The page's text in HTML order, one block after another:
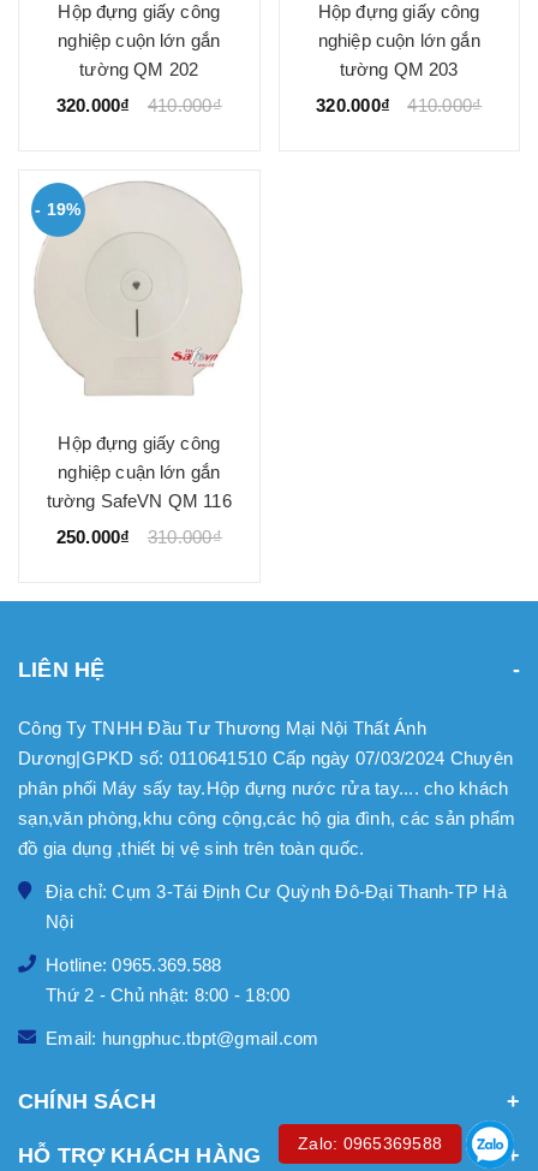
Hộp đựng giấy công
nghiệp cuộn lớn gắn
tường QM 202
320.000₫
410.000₫
Hộp đựng giấy công
nghiệp cuộn lớn gắn
tường QM 203
320.000₫
410.000₫
- 19%
Hộp đựng giấy công
nghiệp cuận lớn gắn
tường SafeVN QM 116
250.000₫
310.000₫
LIÊN HỆ
Công Ty TNHH Đầu Tư Thương Mại Nội Thất Ánh
Dương|GPKD số: 0110641510 Cấp ngày 07/03/2024 Chuyên
phân phối Máy sấy tay.Hộp đựng nước rửa tay.... cho khách
sạn,văn phòng,khu công cộng,các hộ gia đình, các sản phẩm
đồ gia dụng ,thiết bị vệ sinh trên toàn quốc.
Địa chỉ: Cụm 3-Tái Định Cư Quỳnh Đô-Đại Thanh-TP Hà
Nội
Hotline: 0965.369.588
Thứ 2 - Chủ nhật: 8:00 - 18:00
Email: hungphuc.tbpt@gmail.com
CHÍNH SÁCH
HỖ TRỢ KHÁCH HÀNG Zalo: 0965369588